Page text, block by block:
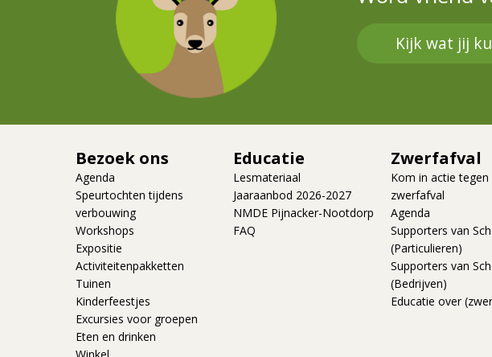
Kijk wat jij
Bezoek ons
Agenda
Speurtochten tijdens
verbouwing
Workshops
Expositie
Activiteitenpakketten
Tuinen
Kinderfeestjes
Excursies voor groepen
Eten en drinken
Educatie
Lesmateriaal
Jaaraanbod 2026-2027
NMDE Pijnacker-Nootdorp
FAQ
Zwerfafval
Kom in actie tegen
zwerfafval
Agenda
Supporters van
(Particulieren)
Supporters van
(Bedrijven)
Educatie over